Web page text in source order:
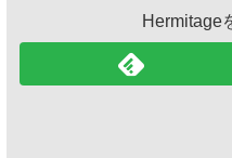
Hermitage